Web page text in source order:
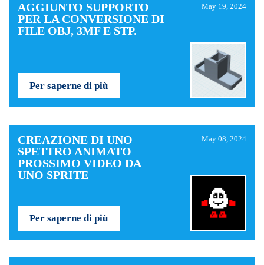
AGGIUNTO SUPPORTO
PER LA CONVERSIONE DI
FILE OBJ, 3MF E STP.
May 19, 2024
Per saperne di più
CREAZIONE DI UNO
SPETTRO ANIMATO
PROSSIMO VIDEO DA
UNO SPRITE
May 08, 2024
Per saperne di più